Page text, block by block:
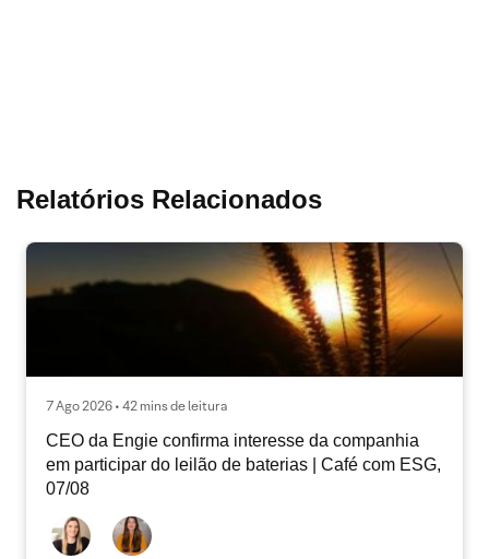
Relatórios Relacionados
7 Ago 2026 • 42 mins de leitura
CEO da Engie confirma interesse da companhia
em participar do leilão de baterias | Café com ESG,
07/08